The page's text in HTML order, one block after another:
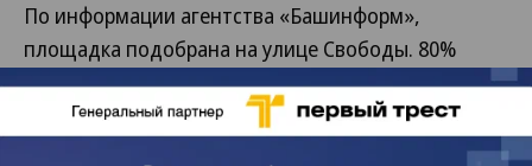
По информации агентства «Башинформ»,
площадка подобрана на улице Свободы. 80%
средств компания планирует привлечь в банках.
По словам предпринимателя, часть продукции